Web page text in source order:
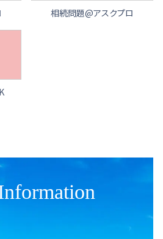
相続問題@アスクプロ